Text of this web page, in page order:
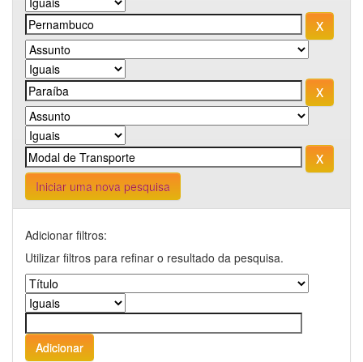
Iniciar uma nova pesquisa
Adicionar filtros:
Utilizar filtros para refinar o resultado da pesquisa.